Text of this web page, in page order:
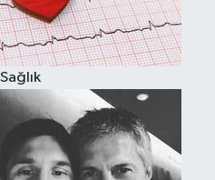
Sağlık
Spor
Çocuk
Eğitim